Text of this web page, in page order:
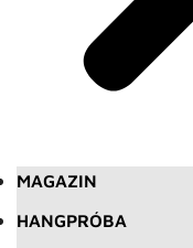
MAGAZIN
HANGPRÓBA